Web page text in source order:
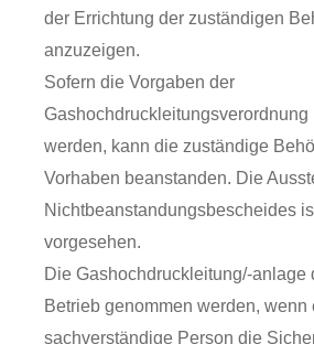
der Errichtung der zuständigen
anzuzeigen.
Sofern die Vorgaben der
Gashochdruckleitungsverordnung
werden, kann die zuständige
Vorhaben beanstanden. Die
Nichtbeanstandungsbescheides
vorgesehen.
Die Gashochdruckleitung/-anlage
Betrieb genommen werden, wenn
sachverständige Person die